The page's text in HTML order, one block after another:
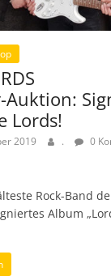
Auktion:
Lords!
2019 . 0
Rock-Band
Album